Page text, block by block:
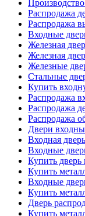
Распродажа
Распродажа
Входные
Железная
Железная
Железные
Стальные
Купить
Распродажа
Распродажа
Распродажа
Двери
Входная
Входные
Купить
Купить
Входные
Купить
Дверь
Купить